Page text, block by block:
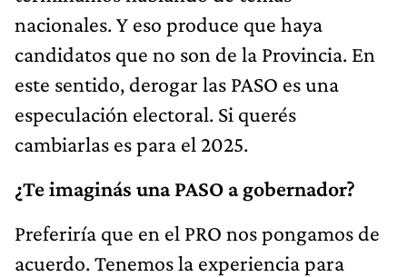
nacionales. Y eso produce que haya
candidatos que no son de la Provincia. En
este sentido, derogar las PASO es una
especulación electoral. Si querés
cambiarlas es para el 2025.
¿Te imaginás una PASO a gobernador?
Preferiría que en el PRO nos pongamos de
acuerdo. Tenemos la experiencia para